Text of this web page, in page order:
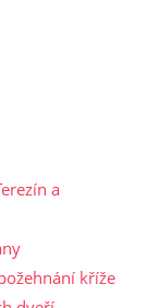
a
kříže